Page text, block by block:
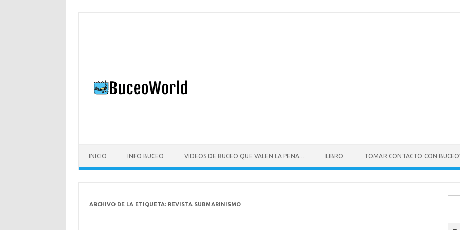
INICIO INFO BUCEO VIDEOS DE BUCEO QUE VALEN LA PENA… LIBRO TOMAR CONTACTO CON
ARCHIVO DE LA ETIQUETA: REVISTA SUBMARINISMO